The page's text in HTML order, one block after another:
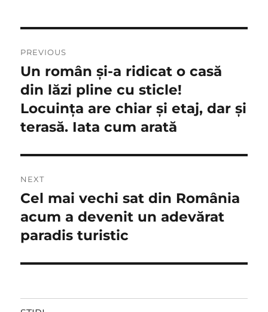
în
articole
PREVIOUS
Previous
post:
Un român și-a ridicat o casă
din lăzi pline cu sticle!
Locuința are chiar și etaj, dar și
terasă. Iata cum arată
NEXT
Next
post:
Cel mai vechi sat din România
acum a devenit un adevărat
paradis turistic